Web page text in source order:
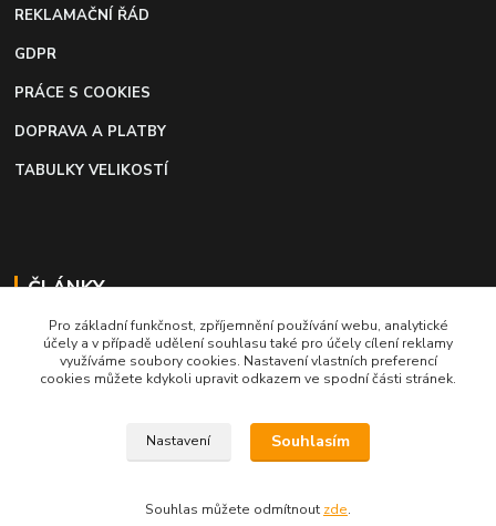
REKLAMAČNÍ ŘÁD
GDPR
PRÁCE S COOKIES
DOPRAVA A PLATBY
TABULKY VELIKOSTÍ
ČLÁNKY
Profi lepidlo na boty a kůži
Moto káva, nejlepší palivo pro motorkáře
Pro základní funkčnost, zpříjemnění používání webu, analytické
účely a v případě udělení souhlasu také pro účely cílení reklamy
využíváme soubory cookies. Nastavení vlastních preferencí
cookies můžete kdykoli upravit odkazem ve spodní části stránek.
Nastavení Souhlasím
Souhlas můžete odmítnout zde.